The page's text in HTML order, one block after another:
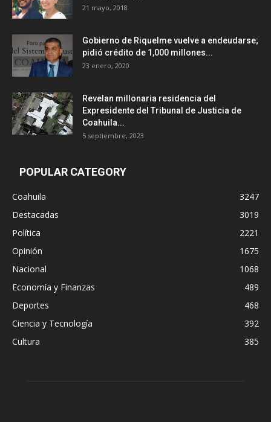
21 mayo, 2018
Gobierno de Riquelme vuelve a endeudarse;
pidió crédito de 1,000 millones...
23 enero, 2020
Revelan millonaria residencia del
Expresidente del Tribunal de Justicia de
Coahuila...
5 septiembre, 2023
POPULAR CATEGORY
Coahuila
3247
Destacadas
3019
Política
2221
Opinión
1675
Nacional
1068
Economía y Finanzas
489
Deportes
468
Ciencia y Tecnología
392
Cultura
385